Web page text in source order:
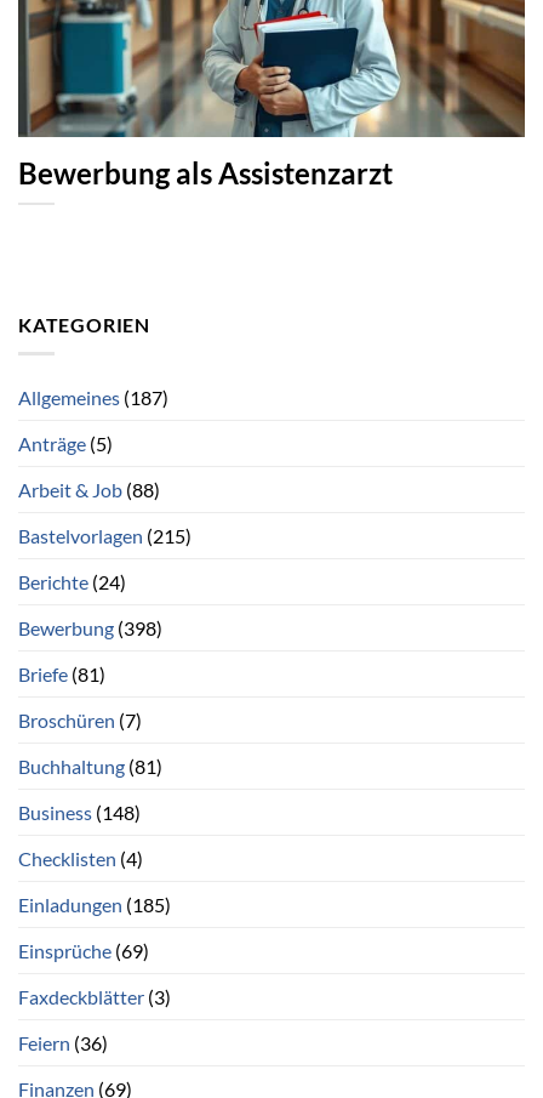
Bewerbung als Assistenzarzt
KATEGORIEN
Allgemeines (187)
Anträge (5)
Arbeit & Job (88)
Bastelvorlagen (215)
Berichte (24)
Bewerbung (398)
Briefe (81)
Broschüren (7)
Buchhaltung (81)
Business (148)
Checklisten (4)
Einladungen (185)
Einsprüche (69)
Faxdeckblätter (3)
Feiern (36)
Finanzen (69)